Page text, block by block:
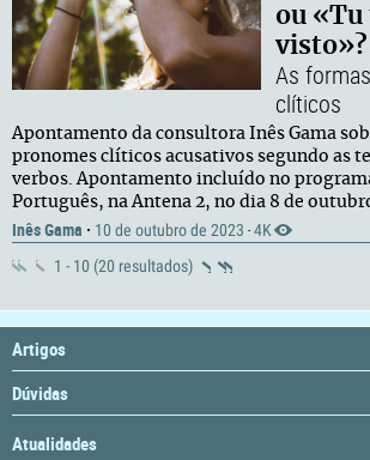
ou
visto»?
As
clíticos
Apontamento da consultora Inês Gama
pronomes clíticos acusativos segundo as
verbos. Apontamento incluído no
Português, na Antena 2, no dia 8 de
Inês Gama · 10 de outubro de 2023 · 4K
1 - 10 (20 resultados)
Artigos
Dúvidas
Atualidades